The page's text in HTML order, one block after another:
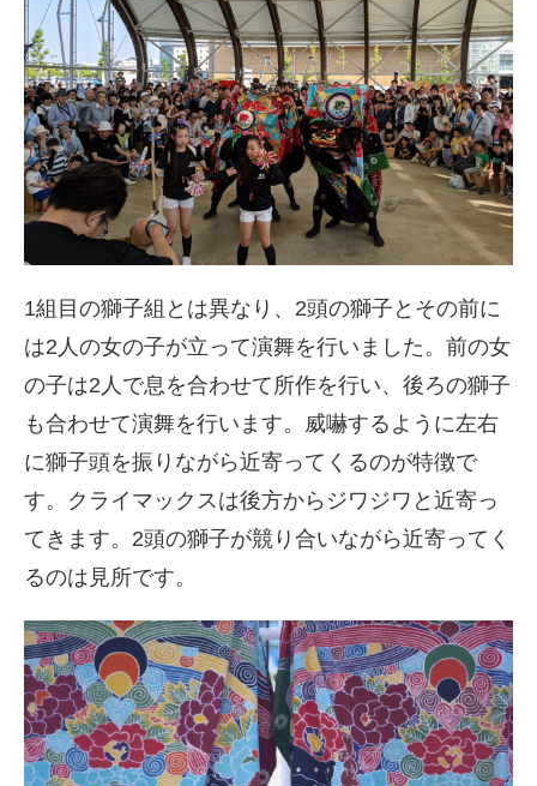
1組目の獅子組とは異なり、2頭の獅子とその前に
は2人の女の子が立って演舞を行いました。前の女
の子は2人で息を合わせて所作を行い、後ろの獅子
も合わせて演舞を行います。威嚇するように左右
に獅子頭を振りながら近寄ってくるのが特徴で
す。クライマックスは後方からジワジワと近寄っ
てきます。2頭の獅子が競り合いながら近寄ってく
るのは見所です。